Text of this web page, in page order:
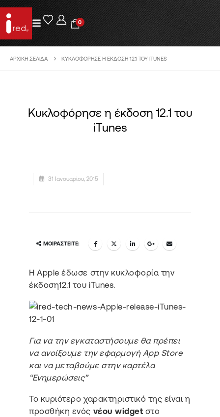
0
ΑΡΧΙΚΉ ΣΕΛΊΔΑ ΚΥΚΛΟΦΌΡΗΣΕ Η ΈΚΔΟΣΗ 12.1 ΤΟΥ ITUNES
Κυκλοφόρησε η έκδοση 12.1 του
iTunes
31 Ιανουαρίου, 2015
ΜΟΙΡΑΣΤΕΊΤΕ:
Η Apple έδωσε στην κυκλοφορία την
έκδοση12.1 του iTunes.
Για να την εγκαταστήσουμε θα πρέπει
να ανοίξουμε την εφαρμογή App Store
και να μεταβούμε στην καρτέλα
“Ενημερώσεις”
Το κυριότερο χαρακτηριστικό της είναι η
προσθήκη ενός νέου widget στο